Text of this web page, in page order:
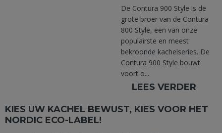
De Contura 900 Style is de
grote broer van de Contura
800 Style, een van onze
populairste en meest
bekroonde kachelseries. De
Contura 900 Style bouwt
voort o...
LEES VERDER
KIES UW KACHEL BEWUST, KIES VOOR HET
NORDIC ECO-LABEL!